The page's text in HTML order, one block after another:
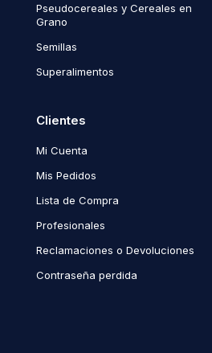
Pseudocereales y Cereales en
Grano
Semillas
Superalimentos
Clientes
Mi Cuenta
Mis Pedidos
Lista de Compra
Profesionales
Reclamaciones o Devoluciones
Contraseña perdida